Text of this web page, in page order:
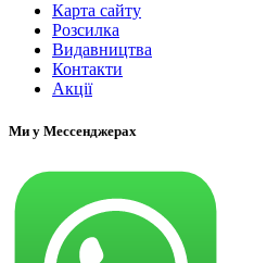
Карта сайту
Розсилка
Видавництва
Контакти
Акції
Ми у Мессенджерах